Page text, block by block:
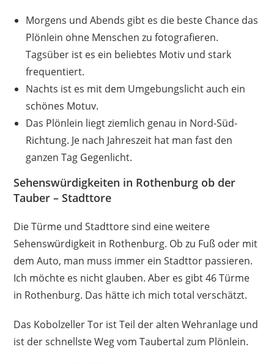
Morgens und Abends gibt es die beste Chance das
Plönlein ohne Menschen zu fotografieren.
Tagsüber ist es ein beliebtes Motiv und stark
frequentiert.
Nachts ist es mit dem Umgebungslicht auch ein
schönes Motuv.
Das Plönlein liegt ziemlich genau in Nord-Süd-
Richtung. Je nach Jahreszeit hat man fast den
ganzen Tag Gegenlicht.
Sehenswürdigkeiten in Rothenburg ob der
Tauber – Stadttore
Die Türme und Stadttore sind eine weitere
Sehenswürdigkeit in Rothenburg. Ob zu Fuß oder mit
dem Auto, man muss immer ein Stadttor passieren.
Ich möchte es nicht glauben. Aber es gibt 46 Türme
in Rothenburg. Das hätte ich mich total verschätzt.
Das Kobolzeller Tor ist Teil der alten Wehranlage und
ist der schnellste Weg vom Taubertal zum Plönlein.